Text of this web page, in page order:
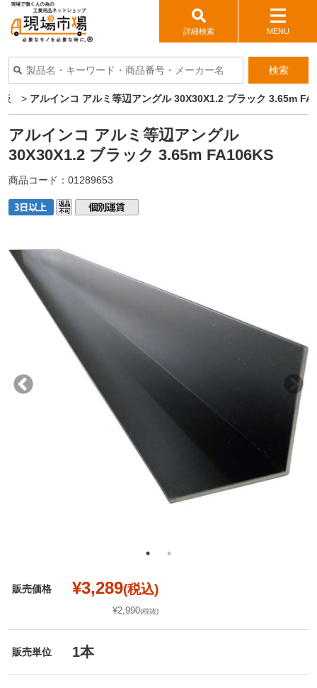
詳細検索 MENU
検索
> アルインコ アルミ等辺アングル 30X30X1.2 ブラック 3.65m
アルインコ アルミ等辺アングル
30X30X1.2 ブラック 3.65m FA106KS
商品コード： 01289653
販売価格 ¥3,289(税込)
¥2,990(税抜)
販売単位 1本